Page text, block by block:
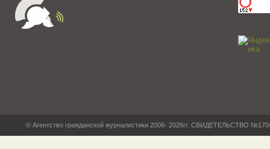
© Агентство гражданской журналистики 2006- 2026гг. СВИДЕТЕЛЬСТВО